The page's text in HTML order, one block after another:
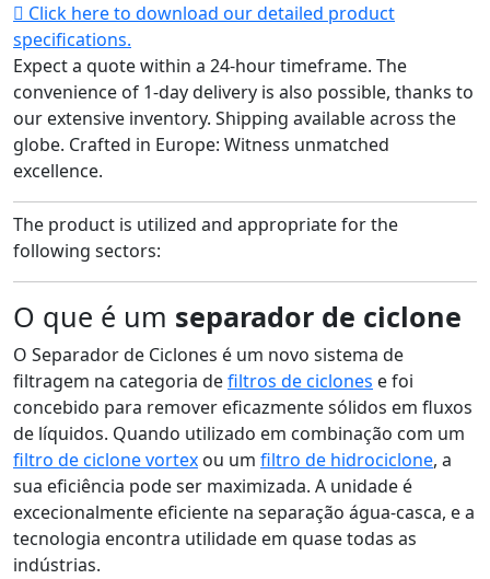
Click here to download our detailed product
specifications.
Expect a quote within a 24-hour timeframe. The
convenience of 1-day delivery is also possible, thanks to
our extensive inventory. Shipping available across the
globe. Crafted in Europe: Witness unmatched
excellence.
The product is utilized and appropriate for the
following sectors:
O que é um separador de ciclone
O Separador de Ciclones é um novo sistema de
filtragem na categoria defiltros de ciclones e foi
concebido para remover eficazmente sólidos em fluxos
de líquidos. Quando utilizado em combinação com um
filtro de ciclone vortex ou um filtro de hidrociclone, a
sua eficiência pode ser maximizada. A unidade é
excecionalmente eficiente na separação água-casca, e a
tecnologia encontra utilidade em quase todas as
indústrias.